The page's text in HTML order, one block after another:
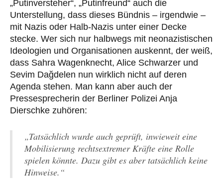
„Putinversteher“, „Putinfreund“ auch die
Unterstellung, dass dieses Bündnis – irgendwie –
mit Nazis oder Halb-Nazis unter einer Decke
stecke. Wer sich nur halbwegs mit neonazistischen
Ideologien und Organisationen auskennt, der weiß,
dass Sahra Wagenknecht, Alice Schwarzer und
Sevim Dağdelen nun wirklich nicht auf deren
Agenda stehen. Man kann aber auch der
Pressesprecherin der Berliner Polizei Anja
Dierschke zuhören:
„Tatsächlich wurde auch geprüft, inwieweit eine
Mobilisierung rechtsextremer Kräfte eine Rolle
spielen könnte. Dazu gibt es aber tatsächlich keine
Hinweise.“